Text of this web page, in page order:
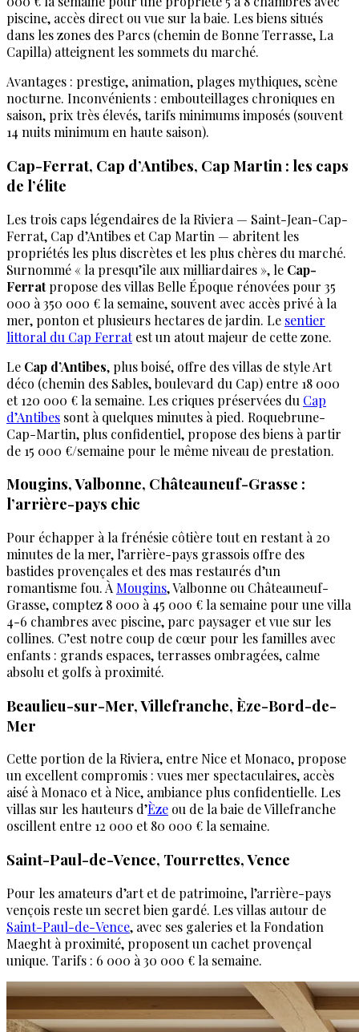
piscine, accès direct ou vue sur la baie. Les biens situés
dans les zones des Parcs (chemin de Bonne Terrasse, La
Capilla) atteignent les sommets du marché.
Avantages : prestige, animation, plages mythiques, scène
nocturne. Inconvénients : embouteillages chroniques en
saison, prix très élevés, tarifs minimums imposés (souvent
14 nuits minimum en haute saison).
Cap-Ferrat, Cap d’Antibes, Cap Martin : les caps
de l’élite
Les trois caps légendaires de la Riviera — Saint-Jean-Cap-
Ferrat, Cap d’Antibes et Cap Martin — abritent les
propriétés les plus discrètes et les plus chères du marché.
Surnommé « la presqu’île aux milliardaires », le Cap-
Ferratpropose des villas Belle Époque rénovées pour 35
000 à 350 000 € la semaine, souvent avec accès privé à la
mer, ponton et plusieurs hectares de jardin. Le sentier
littoral du Cap Ferratest un atout majeur de cette zone.
Le Cap d’Antibes, plus boisé, offre des villas de style Art
déco (chemin des Sables, boulevard du Cap) entre 18 000
et 120 000 € la semaine. Les criques préservées du Cap
d’Antibes sont à quelques minutes à pied. Roquebrune-
Cap-Martin, plus confidentiel, propose des biens à partir
de 15 000 €/semaine pour le même niveau de prestation.
Mougins, Valbonne, Châteauneuf-Grasse :
l’arrière-pays chic
Pour échapper à la frénésie côtière tout en restant à 20
minutes de la mer, l’arrière-pays grassois offre des
bastides provençales et des mas restaurés d’un
romantisme fou. À Mougins, Valbonne ou Châteauneuf-
Grasse, comptez 8 000 à 45 000 € la semaine pour une villa
4-6 chambres avec piscine, parc paysager et vue sur les
collines. C’est notre coup de cœur pour les familles avec
enfants : grands espaces, terrasses ombragées, calme
absolu et golfs à proximité.
Beaulieu-sur-Mer, Villefranche, Èze-Bord-de-
Mer
Cette portion de la Riviera, entre Nice et Monaco, propose
un excellent compromis : vues mer spectaculaires, accès
aisé à Monaco et à Nice, ambiance plus confidentielle. Les
villas sur les hauteurs d’Èze ou de la baie de Villefranche
oscillent entre 12 000 et 80 000 € la semaine.
Saint-Paul-de-Vence, Tourrettes, Vence
Pour les amateurs d’art et de patrimoine, l’arrière-pays
vençois reste un secret bien gardé. Les villas autour de
Saint-Paul-de-Vence, avec ses galeries et la Fondation
Maeght à proximité, proposent un cachet provençal
unique. Tarifs : 6 000 à 30 000 € la semaine.